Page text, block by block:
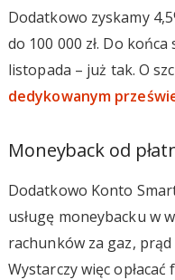
Dodatkowo zyskamy
do 100 000 zł. Do
listopada – już tak. O
dedykowanym
Moneyback od
Dodatkowo Konto
usługę moneybacku w
rachunków za gaz,
Wystarczy więc